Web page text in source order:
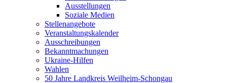
Ausstellungen
Soziale Medien
Stellenangebote
Veranstaltungskalender
Ausschreibungen
Bekanntmachungen
Ukraine-Hilfen
Wahlen
50 Jahre Landkreis Weilheim-Schongau